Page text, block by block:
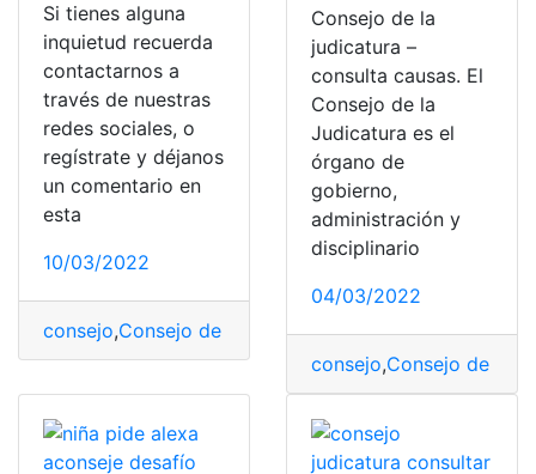
Si tienes alguna
inquietud recuerda
contactarnos a
través de nuestras
redes sociales, o
regístrate y déjanos
un comentario en
esta
10/03/2022
consejo,Consejo de la Judicatura,consulta,Consultas
Consejo de la
judicatura –
consulta causas. El
Consejo de la
Judicatura es el
órgano de
gobierno,
administración y
disciplinario
04/03/2022
consejo,Consejo de la